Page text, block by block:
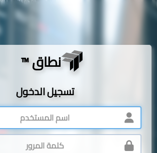
نطاق ™
تسجيل الدخول